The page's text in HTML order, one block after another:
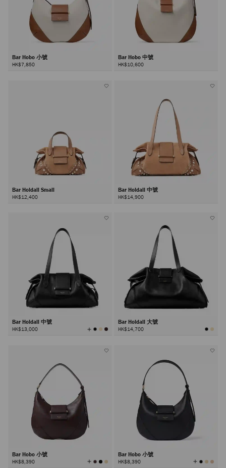
Bar Hobo 小號
HK$7,850
Bar Hobo 中號
HK$10,600
Bar Holdall Small
HK$12,400
Bar Holdall 中號
HK$14,900
Bar Holdall 中號
HK$13,000 查
看
Bar Holdall 大號
HK$14,700
Bar Hobo 小號
HK$8,390 查
看
Bar Hobo 小號
HK$8,390 查
看